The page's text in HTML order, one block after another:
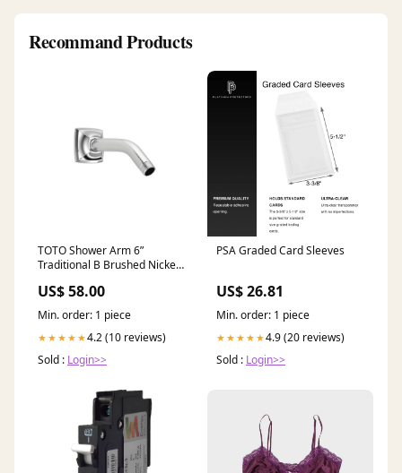
Recommand Products
TOTO Shower Arm 6”
Traditional B Brushed Nickel
US$ 58.00
Min. order: 1 piece
★★★★★4.2 (10 reviews)
Sold : Login>>
PSA Graded Card Sleeves
US$ 26.81
Min. order: 1 piece
★★★★★4.9 (20 reviews)
Sold : Login>>